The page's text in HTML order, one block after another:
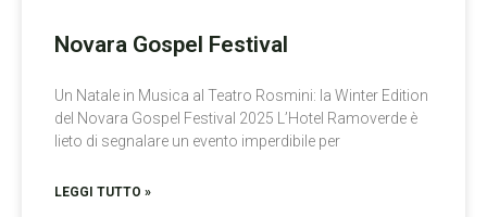
Novara Gospel Festival
Un Natale in Musica al Teatro Rosmini: la Winter Edition
del Novara Gospel Festival 2025 L’Hotel Ramoverde è
lieto di segnalare un evento imperdibile per
LEGGI TUTTO »